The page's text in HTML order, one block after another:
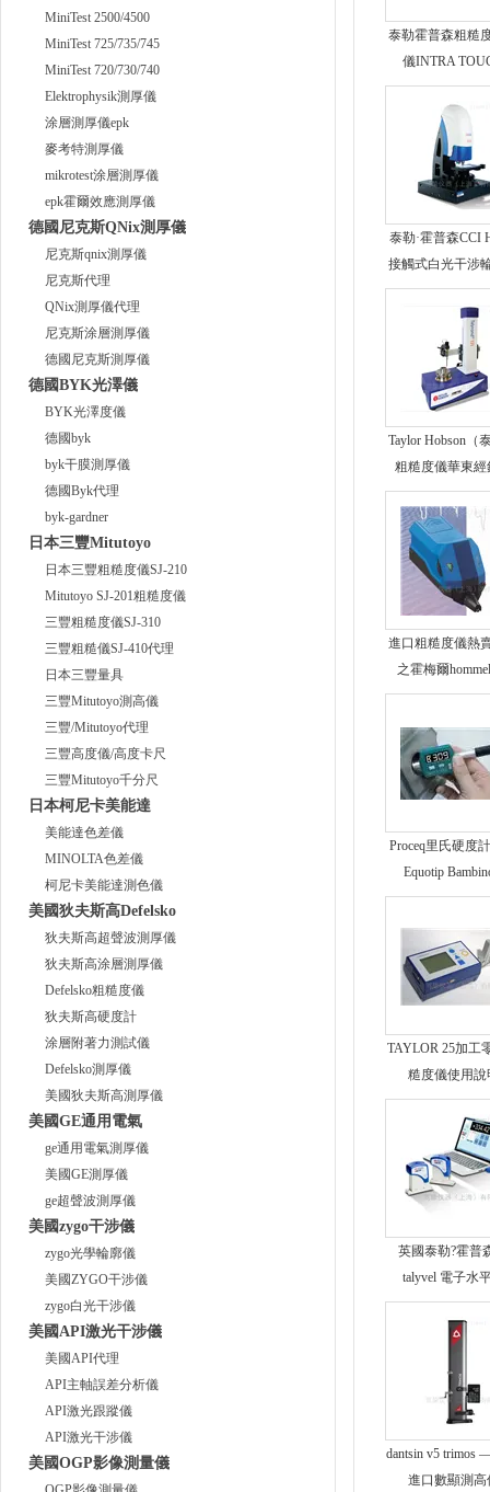
MiniTest 2500/4500
MiniTest 725/735/745
MiniTest 720/730/740
Elektrophysik測厚儀
涂層測厚儀epk
麥考特測厚儀
mikrotest涂層測厚儀
epk霍爾效應測厚儀
德國尼克斯QNix測厚儀
尼克斯qnix測厚儀
尼克斯代理
QNix測厚儀代理
尼克斯涂層測厚儀
德國尼克斯測厚儀
德國BYK光澤儀
BYK光澤度儀
德國byk
byk干膜測厚儀
德國Byk代理
byk-gardner
日本三豐Mitutoyo
日本三豐粗糙度儀SJ-210
Mitutoyo SJ-201粗糙度儀
三豐粗糙度儀SJ-310
三豐粗糙儀SJ-410代理
日本三豐量具
三豐Mitutoyo測高儀
三豐/Mitutoyo代理
三豐高度儀/高度卡尺
三豐Mitutoyo千分尺
日本柯尼卡美能達
美能達色差儀
MINOLTA色差儀
柯尼卡美能達測色儀
美國狄夫斯高Defelsko
狄夫斯高超聲波測厚儀
狄夫斯高涂層測厚儀
Defelsko粗糙度儀
狄夫斯高硬度計
涂層附著力測試儀
Defelsko測厚儀
美國狄夫斯高測厚儀
美國GE通用電氣
ge通用電氣測厚儀
美國GE測厚儀
ge超聲波測厚儀
美國zygo干涉儀
zygo光學輪廓儀
美國ZYGO干涉儀
zygo白光干涉儀
美國API激光干涉儀
美國API代理
API主軸誤差分析儀
API激光跟蹤儀
API激光干涉儀
美國OGP影像測量儀
泰勒霍普森粗糙
儀INTRA
泰勒·霍普森CCI
接觸式白光干涉
Taylor Hobson（
粗糙度儀華東經
進口粗糙度儀熱
之霍梅爾
Proceq里氏硬度
Equotip
TAYLOR 25加工
糙度儀使用說
英國泰勒?霍普
talyvel 電子水
dantsin v5 trimos
進口數顯測高